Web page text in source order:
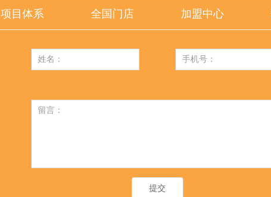
项目体系 全国门店 加盟中心
提交